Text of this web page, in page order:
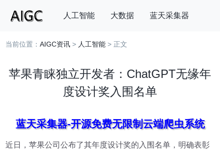
人工智能 大数据 蓝天采集器
搜索
当前位置：AIGC资讯 > 人工智能 > 正文
苹果青睐独立开发者：ChatGPT无缘年
度设计奖入围名单
蓝天采集器-开源免费无限制云端爬虫系统
近日，苹果公司公布了其年度设计奖的入围名单，明确表彰